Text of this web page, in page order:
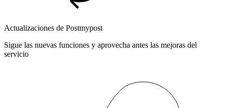
Actualizaciones de Postmypost
Sigue las nuevas funciones y aprovecha antes las mejoras del
servicio